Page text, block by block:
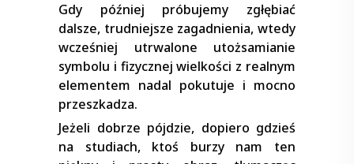
Gdy później próbujemy zgłębiać
dalsze, trudniejsze zagadnienia, wtedy
wcześniej utrwalone utożsamianie
symbolu i fizycznej wielkości z realnym
elementem nadal pokutuje i mocno
przeszkadza.
Jeżeli dobrze pójdzie, dopiero gdzieś
na studiach, ktoś burzy nam ten